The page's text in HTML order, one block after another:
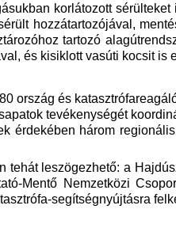
korlátozott
hozzátartozójával,
tartozó
és kisiklott vasúti kocsit is
ország és
tevékenységét
érdekében három
tehát leszögezhető: a
Mentő Nemzetközi
segítségnyújtásra